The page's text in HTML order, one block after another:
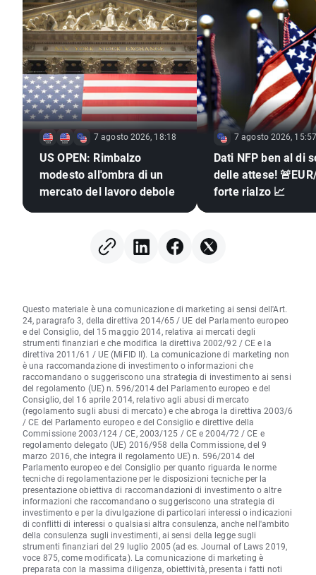
7 agosto 2026, 18:18
US OPEN: Rimbalzo
modesto all'ombra di un
mercato del lavoro debole
7 agosto 2026, 15:57
Dati NFP ben al di
delle attese!
forte rialzo 📈
Questo materiale è una comunicazione di marketing ai sensi dell'Art.
24, paragrafo 3, della direttiva 2014/65 / UE del Parlamento europeo
e del Consiglio, del 15 maggio 2014, relativa ai mercati degli
strumenti finanziari e che modifica la direttiva 2002/92 / CE e la
direttiva 2011/61 / UE (MiFID II). La comunicazione di marketing non
è una raccomandazione di investimento o informazioni che
raccomandano o suggeriscono una strategia di investimento ai sensi
del regolamento (UE) n. 596/2014 del Parlamento europeo e del
Consiglio, del 16 aprile 2014, relativo agli abusi di mercato
(regolamento sugli abusi di mercato) e che abroga la direttiva 2003/6
/ CE del Parlamento europeo e del Consiglio e direttive della
Commissione 2003/124 / CE, 2003/125 / CE e 2004/72 / CE e
regolamento delegato (UE) 2016/958 della Commissione, del 9
marzo 2016, che integra il regolamento UE) n. 596/2014 del
Parlamento europeo e del Consiglio per quanto riguarda le norme
tecniche di regolamentazione per le disposizioni tecniche per la
presentazione obiettiva di raccomandazioni di investimento o altre
informazioni che raccomandano o suggeriscono una strategia di
investimento e per la divulgazione di particolari interessi o indicazioni
di conflitti di interessi o qualsiasi altra consulenza, anche nell'ambito
della consulenza sugli investimenti, ai sensi della legge sugli
strumenti finanziari del 29 luglio 2005 (ad es. Journal of Laws 2019,
voce 875, come modificata). La comunicazione di marketing è
preparata con la massima diligenza, obiettività, presenta i fatti noti